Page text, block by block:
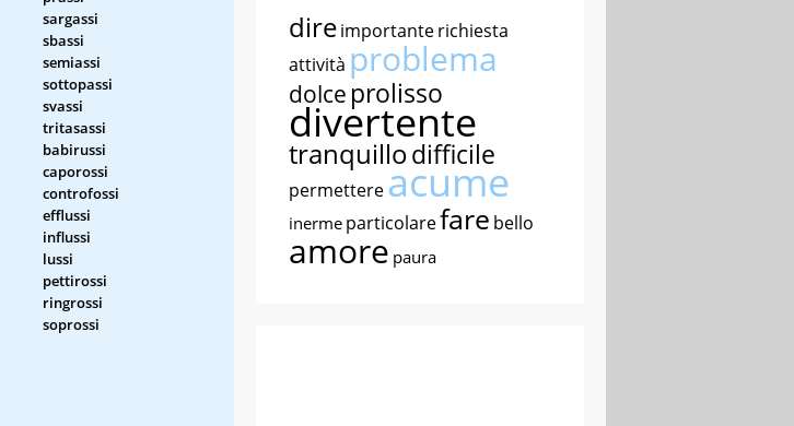
sargassi
sbassi
semiassi
sottopassi
svassi
tritasassi
babirussi
caporossi
controfossi
efflussi
influssi
lussi
pettirossi
ringrossi
soprossi
direimportanterichiesta
attività problema
dolce prolisso
divertente
tranquillodifficile
permettereacume
inerme particolarefare bello
amore paura